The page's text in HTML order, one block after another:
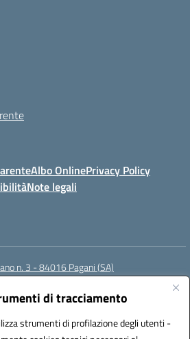
di tracciamento
strumenti di profilazione degli utenti -
Albo OnlinePrivacy Policy
Note legali
n. 3 - 84016 Pagani (SA)
(PEC):saps08000t@pec.istruzione.it